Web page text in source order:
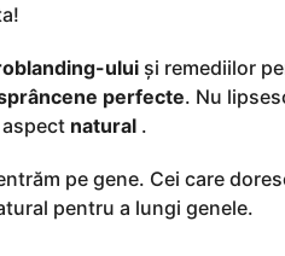
ului și remediilor
perfecte. Nu
natural .
pe gene. Cei care
pentru a lungi genele.